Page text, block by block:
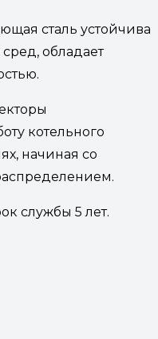
сталь устойчива
обладает
котельного
начиная со
службы 5 лет.